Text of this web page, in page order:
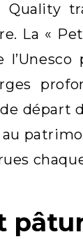
Quality
La «
départ